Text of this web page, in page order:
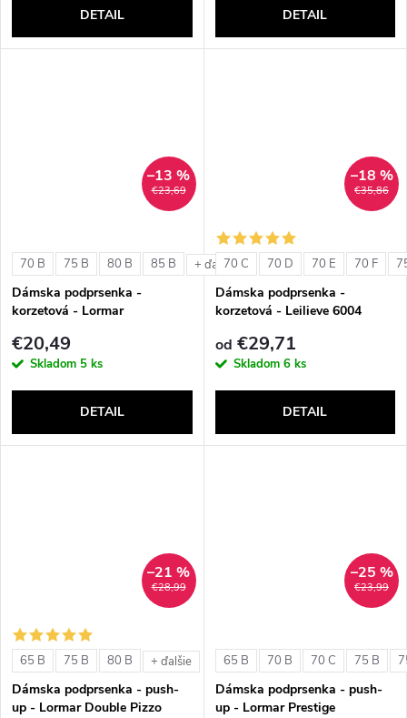
DETAIL DETAIL
€23,69
–13 %
70 B 75 B 80 B 85 B + ďalšie
Dámska podprsenka -
korzetová - Lormar
€20,49
Skladom 5 ks
DETAIL
€35,86
–18 %
70 C 70 D 70 E 70 F
Dámska podprsenka -
korzetová - Leilieve 6004
od €29,71
Skladom 6 ks
DETAIL
€28,99
–21 %
65 B 75 B 80 B + ďalšie
Dámska podprsenka - push-
up - Lormar Double Pizzo
€23,99
–25 %
65 B 70 B 70 C 75 B
Dámska podprsenka - push-
up - Lormar Prestige